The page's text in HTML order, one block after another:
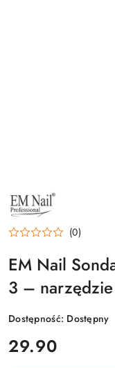
NAZWA
PRODUCENTA:
EM
NAIL
PROFESSIONAL(0)
EM Nail
3 –
Dostępność: Dostępny
cena:
29.90